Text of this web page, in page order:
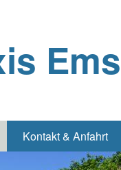
Kontakt & Anfahrt